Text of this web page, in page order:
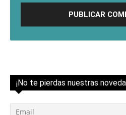
¡No te pierdas nuestras